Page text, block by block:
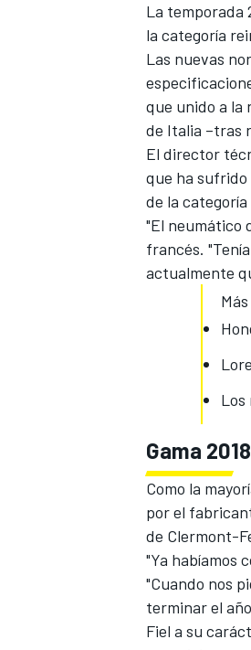
MÁS CATEGORÍAS
La temporada
la categoría
Las nuevas
que unido a la
de Italia –tras
El director
que ha sufrido
de la categoría
"El neumático
francés.
actualmente
Los
Gama 2018
Como la
por el
de Clermont-
"Ya habíamos
"Cuando nos
terminar el
Fiel a su